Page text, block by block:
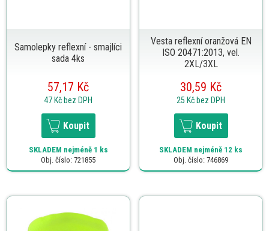
Samolepky reflexní - smajlíci
sada 4ks
57,17 Kč
47 Kč bez DPH
Koupit
SKLADEM nejméně 1 ks
Obj. číslo: 721855
Vesta reflexní oranžová EN
ISO 20471:2013, vel.
2XL/3XL
30,59 Kč
25 Kč bez DPH
Koupit
SKLADEM nejméně 12 ks
Obj. číslo: 746869